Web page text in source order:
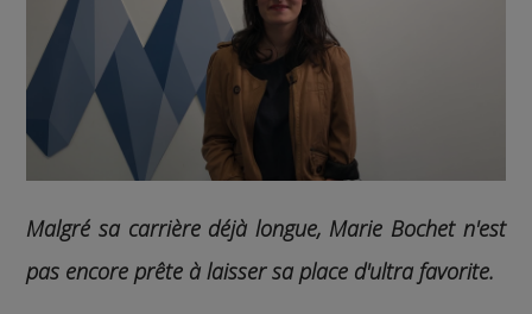
Malgré sa carrière déjà longue, Marie Bochet n'est
pas encore prête à laisser sa place d'ultra favorite.